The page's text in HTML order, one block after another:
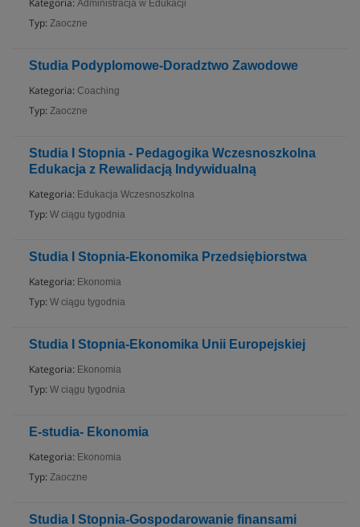
Kategoria: Administracja w Edukacji
Typ: Zaoczne
Studia Podyplomowe-Doradztwo Zawodowe
Kategoria: Coaching
Typ: Zaoczne
Studia I Stopnia - Pedagogika Wczesnoszkolna
Edukacja z Rewalidacją Indywidualną
Kategoria: Edukacja Wczesnoszkolna
Typ: W ciągu tygodnia
Studia I Stopnia-Ekonomika Przedsiębiorstwa
Kategoria: Ekonomia
Typ: W ciągu tygodnia
Studia I Stopnia-Ekonomika Unii Europejskiej
Kategoria: Ekonomia
Typ: W ciągu tygodnia
E-studia- Ekonomia
Kategoria: Ekonomia
Typ: Zaoczne
Studia I Stopnia-Gospodarowanie finansami